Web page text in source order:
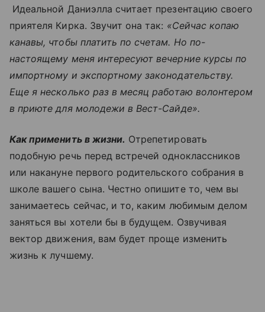
Идеальной Даниэлла считает презентацию своего
приятеля Кирка. Звучит она так: «Сейчас копаю
канавы, чтобы платить по счетам. Но по-
настоящему меня интересуют вечерние курсы по
импортному и экспортному законодательству.
Еще я несколько раз в месяц работаю волонтером
в приюте для молодежи в Вест-Сайде».
Как применить в жизни. Отрепетировать
подобную речь перед встречей одноклассников
или накануне первого родительского собрания в
школе вашего сына. Честно опишите то, чем вы
занимаетесь сейчас, и то, каким любимым делом
заняться вы хотели бы в будущем. Озвучивая
вектор движения, вам будет проще изменить
жизнь к лучшему.